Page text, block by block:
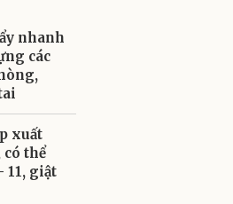
nhanh
các
xuất
có thể
11, giật